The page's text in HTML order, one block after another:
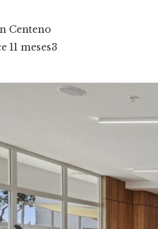
Centeno
11 meses3